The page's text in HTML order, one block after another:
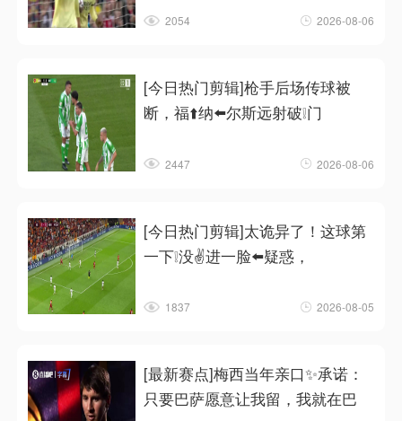
2054 2026-08-06
[今日热门剪辑]枪手后场传球被
断，福⬆️纳⬅️尔斯远射破❕门
2447 2026-08-06
[今日热门剪辑]太诡异了！这球第
一下❕没✌️进一脸⬅️疑惑，
1837 2026-08-05
[最新赛点]梅西当年亲口✨承诺：
只要巴萨愿意让我留，我就在巴